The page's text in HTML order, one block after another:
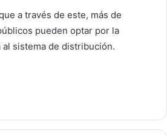
a través de este, más de
pueden optar por la
sistema de distribución.